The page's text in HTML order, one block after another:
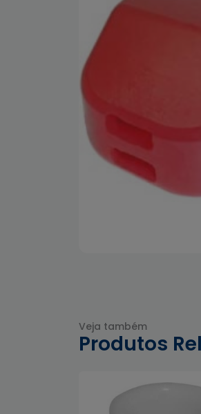
Veja também
Produtos